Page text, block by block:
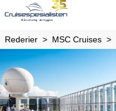
Rederier MSC Cruises